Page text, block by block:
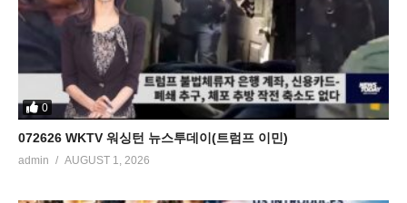
0
072626 WKTV 워싱턴 뉴스투데이(트럼프 이민)
admin AUGUST 1, 2026